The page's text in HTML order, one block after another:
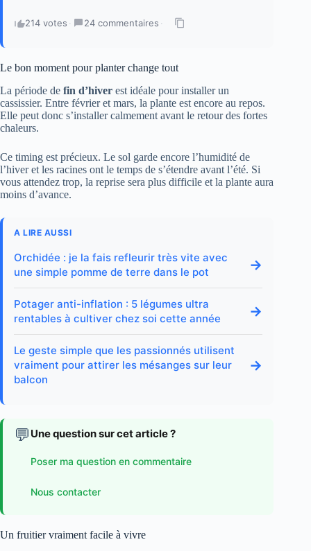
214 votes · 24 commentaires ·
Le bon moment pour planter change tout
La période de fin d’hiver est idéale pour installer un
cassissier. Entre février et mars, la plante est encore au repos.
Elle peut donc s’installer calmement avant le retour des fortes
chaleurs.
Ce timing est précieux. Le sol garde encore l’humidité de
l’hiver et les racines ont le temps de s’étendre avant l’été. Si
vous attendez trop, la reprise sera plus difficile et la plante aura
moins d’avance.
A LIRE AUSSI
Orchidée : je la fais refleurir très vite avec
une simple pomme de terre dans le pot
→
Potager anti-inflation : 5 légumes ultra
rentables à cultiver chez soi cette année
→
Le geste simple que les passionnés utilisent
vraiment pour attirer les mésanges sur leur
balcon
→
💬 Une question sur cet article ?
Poser ma question en commentaire
Nous contacter
Un fruitier vraiment facile à vivre